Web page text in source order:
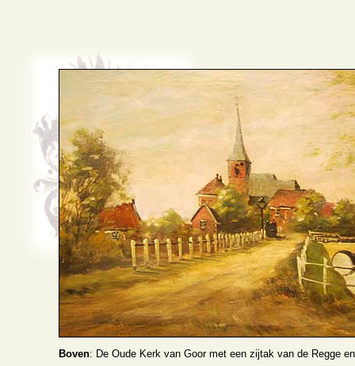
Boven: De Oude Kerk van Goor met een zijtak van de Regge